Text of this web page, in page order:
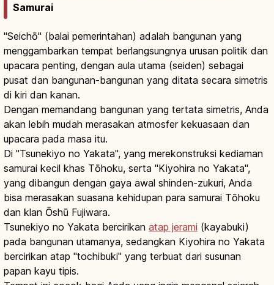
Samurai
"Seichō" (balai pemerintahan) adalah bangunan yang
menggambarkan tempat berlangsungnya urusan politik dan
upacara penting, dengan aula utama (seiden) sebagai
pusat dan bangunan-bangunan yang ditata secara simetris
di kiri dan kanan.
Dengan memandang bangunan yang tertata simetris, Anda
akan lebih mudah merasakan atmosfer kekuasaan dan
upacara pada masa itu.
Di "Tsunekiyo no Yakata", yang merekonstruksi kediaman
samurai kecil khas Tōhoku, serta "Kiyohira no Yakata",
yang dibangun dengan gaya awal shinden-zukuri, Anda
bisa merasakan suasana kehidupan para samurai Tōhoku
dan klan Ōshū Fujiwara.
Tsunekiyo no Yakata bercirikan atap jerami (kayabuki)
pada bangunan utamanya, sedangkan Kiyohira no Yakata
bercirikan atap "tochibuki" yang terbuat dari susunan
papan kayu tipis.